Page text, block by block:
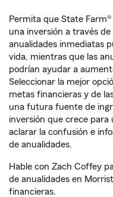
Permita que State
una inversión a través
anualidades inmediatas
vida, mientras que las
podrían ayudar a
Seleccionar la mejor
metas financieras y de
una futura fuente de
inversión que crece
aclarar la confusión e
de anualidades.
Hable con Zach Coffey
de anualidades en
financieras.